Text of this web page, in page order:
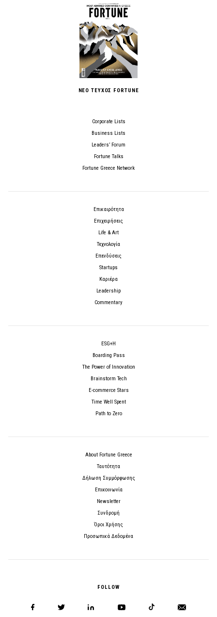
ΝΕΟ ΤΕΥΧΟΣ FORTUNE
Corporate Lists
Business Lists
Leaders’ Forum
Fortune Talks
Fortune Greece Network
Επικαιρότητα
Επιχειρήσεις
Life & Art
Τεχνολογία
Επενδύσεις
Startups
Καριέρα
Leadership
Commentary
ESG+H
Boarding Pass
The Power of Innovation
Brainstorm Tech
E-commerce Stars
Time Well Spent
Path to Zero
About Fortune Greece
Ταυτότητα
Δήλωση Συμμόρφωσης
Επικοινωνία
Newsletter
Συνδρομή
Όροι Χρήσης
Προσωπικά Δεδομένα
FOLLOW